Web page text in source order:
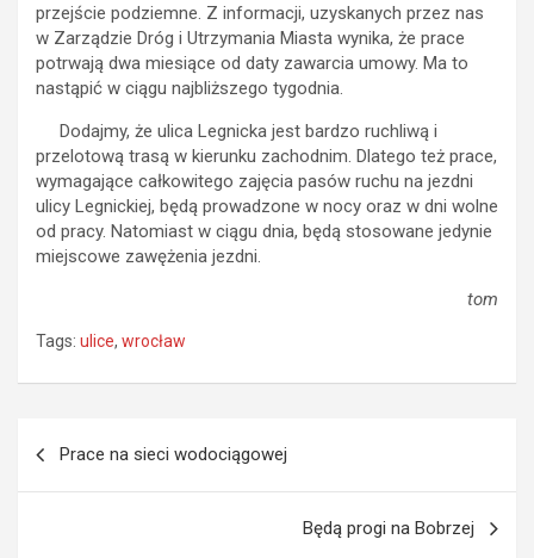
przejście podziemne. Z informacji, uzyskanych przez nas
w Zarządzie Dróg i Utrzymania Miasta wynika, że prace
potrwają dwa miesiące od daty zawarcia umowy. Ma to
nastąpić w ciągu najbliższego tygodnia.
Dodajmy, że ulica Legnicka jest bardzo ruchliwą i
przelotową trasą w kierunku zachodnim. Dlatego też prace,
wymagające całkowitego zajęcia pasów ruchu na jezdni
ulicy Legnickiej, będą prowadzone w nocy oraz w dni wolne
od pracy. Natomiast w ciągu dnia, będą stosowane jedynie
miejscowe zawężenia jezdni.
tom
Tags: ulice, wrocław
Prace na sieci wodociągowej
Będą progi na Bobrzej